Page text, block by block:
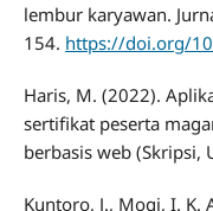
lembur karyawan.
154. https://doi.org/
Haris, M. (2022).
sertifikat peserta
berbasis web (Skripsi,
Kuntoro, J., Mogi, I. K.